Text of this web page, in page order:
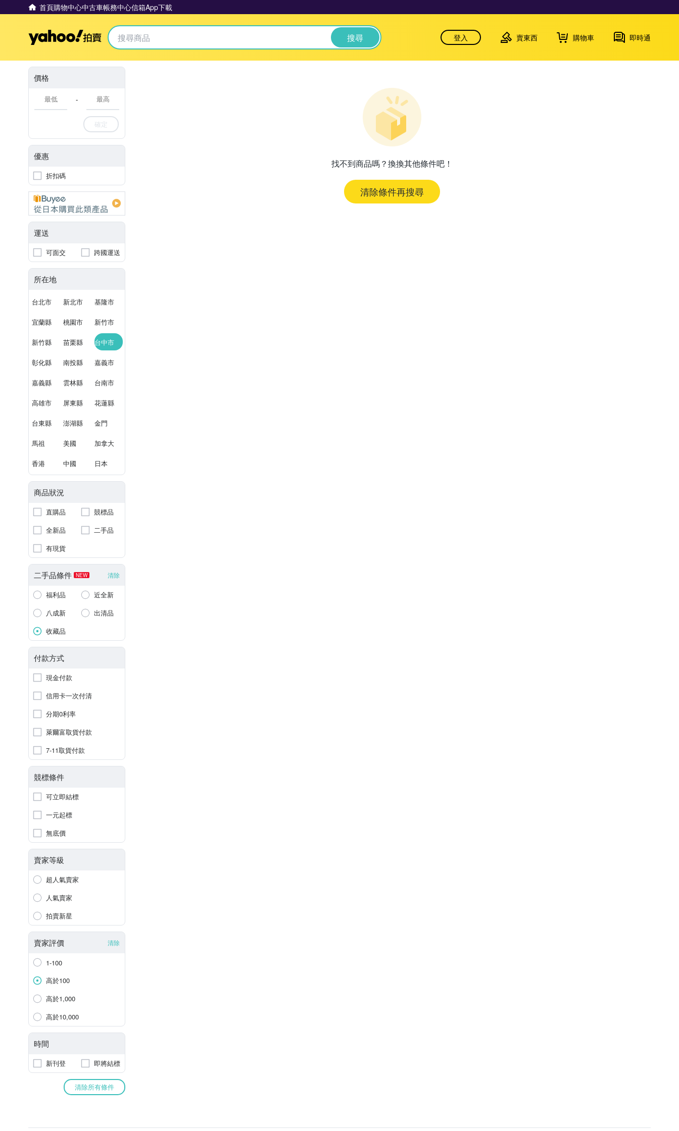
首頁購物中心中古車帳務中心信箱App下載
Yahoo拍賣 搜尋 登入 賣東西 購物車 即時通
價格
-
確定
優惠
折扣碼
運送
可面交 跨國運送
所在地
台北市 新北市 基隆市
宜蘭縣 桃園市 新竹市
新竹縣 苗栗縣 台中市
彰化縣 南投縣 嘉義市
嘉義縣 雲林縣 台南市
高雄市 屏東縣 花蓮縣
台東縣 澎湖縣 金門
馬祖 美國 加拿大
香港 中國 日本
商品狀況
直購品
競標品
全新品
二手品
有現貨
二手品條件 NEW 清除
福利品
近全新
八成新
出清品
收藏品
付款方式
現金付款
信用卡一次付清
分期0利率
萊爾富取貨付款
7-11取貨付款
競標條件
可立即結標
一元起標
無底價
賣家等級
超人氣賣家
人氣賣家
拍賣新星
賣家評價 清除
1-100
高於100
高於1,000
高於10,000
時間
新刊登 即將結標
清除所有條件
找不到商品嗎？換換其他條件吧！
清除條件再搜尋